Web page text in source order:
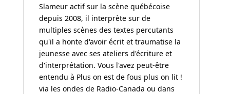
Slameur actif sur la scène québécoise
depuis 2008, il interprète sur de
multiples scènes des textes percutants
qu'il a honte d'avoir écrit et traumatise la
jeunesse avec ses ateliers d'écriture et
d'interprétation. Vous l'avez peut-être
entendu à Plus on est de fous plus on lit !
via les ondes de Radio-Canada ou dans